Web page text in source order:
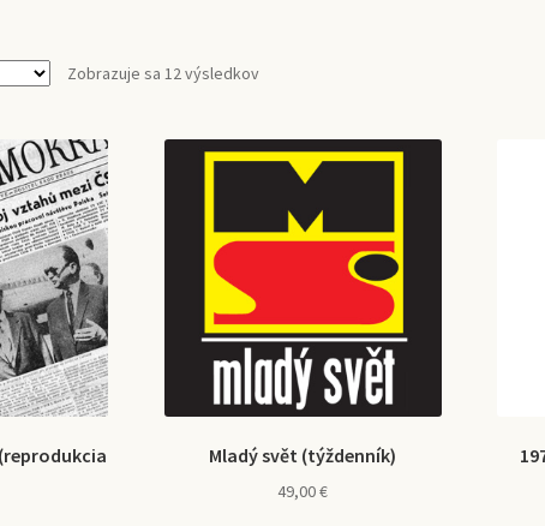
Zobrazuje sa 12 výsledkov
Mladý svět (týždenník)
49,00€